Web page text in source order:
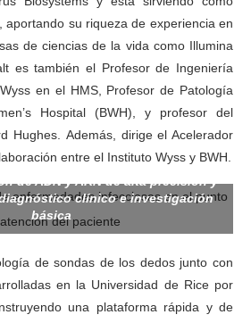
aportando su riqueza de experiencia en
de ciencias de la vida como Illumina
es también el Profesor de Ingeniería
en el HMS, Profesor de Patología
Hospital (BWH), y profesor del
Hughes. Además, dirige el Acelerador
entre el Instituto Wyss y BWH.
la detección de ácidos nucleicos
de ADN y ARN de alta precisión y
clínico e investigación
básica
de sondas de los dedos junto con
en la Universidad de Rice por
una plataforma rápida y de